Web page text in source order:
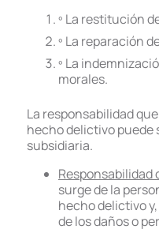
º La restitución
º La reparación
º La
morales.
La responsabilidad
hecho delictivo puede
subsidiaria.
Responsabilidad
surge de la
hecho delictivo
de los daños o